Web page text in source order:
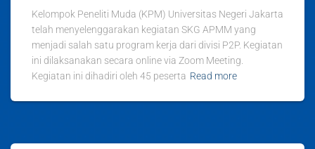
Kelompok Peneliti Muda (KPM) Universitas Negeri Jakarta
telah menyelenggarakan kegiatan SKG APMM yang
menjadi salah satu program kerja dari divisi P2P. Kegiatan
ini dilaksanakan secara online via Zoom Meeting.
Kegiatan ini dihadiri oleh 45 peserta Read more